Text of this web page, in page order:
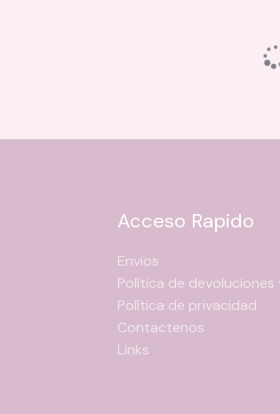
Acceso Rapido
Envios
Política de devoluciones
Política de privacidad
Contactenos
Links